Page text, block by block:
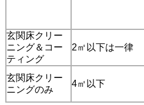
玄関床クリー
ニング＆コー
ティング
2㎡以下は一律
玄関床クリー
ニングのみ
4㎡以下